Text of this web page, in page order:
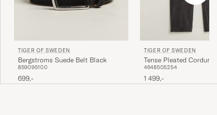
TIGER OF SWEDEN
Bergstroms Suede Belt Black
859095100
699,-
TIGER OF SWEDEN
Tense Pleated
Phantom
4648505254
1 499,-